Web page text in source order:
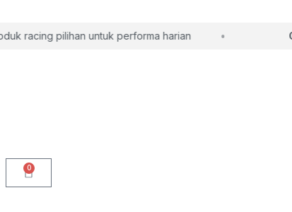
racing pilihan untuk performa harian
0